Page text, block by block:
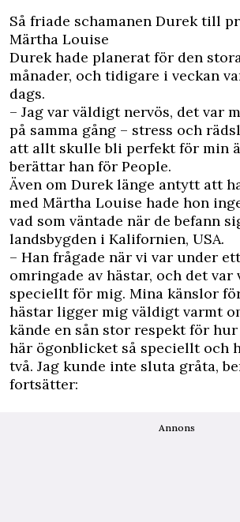
Så friade schamanen Durek till
Märtha Louise
Durek hade planerat för den
månader, och tidigare i veckan
dags.
– Jag var väldigt nervös, det var
på samma gång – stress och
att allt skulle bli perfekt för min
berättar han för People.
Även om Durek länge antytt att
med Märtha Louise hade hon
vad som väntade när de befann
landsbygden i Kalifornien, USA.
– Han frågade när vi var under
omringade av hästar, och det var
speciellt för mig. Mina känslor
hästar ligger mig väldigt varmt
kände en sån stor respekt för
här ögonblicket så speciellt och
två. Jag kunde inte sluta gråta,
fortsätter:
Annons